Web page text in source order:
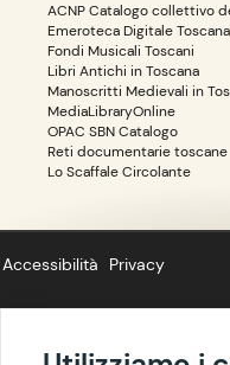
ACNP Catalogo collettivo
Emeroteca Digitale Toscana
Fondi Musicali Toscani
Libri Antichi in Toscana
Manoscritti Medievali in
MediaLibraryOnline
OPAC SBN Catalogo
Reti documentarie toscane
Lo Scaffale Circolante
Accessibilità Privacy